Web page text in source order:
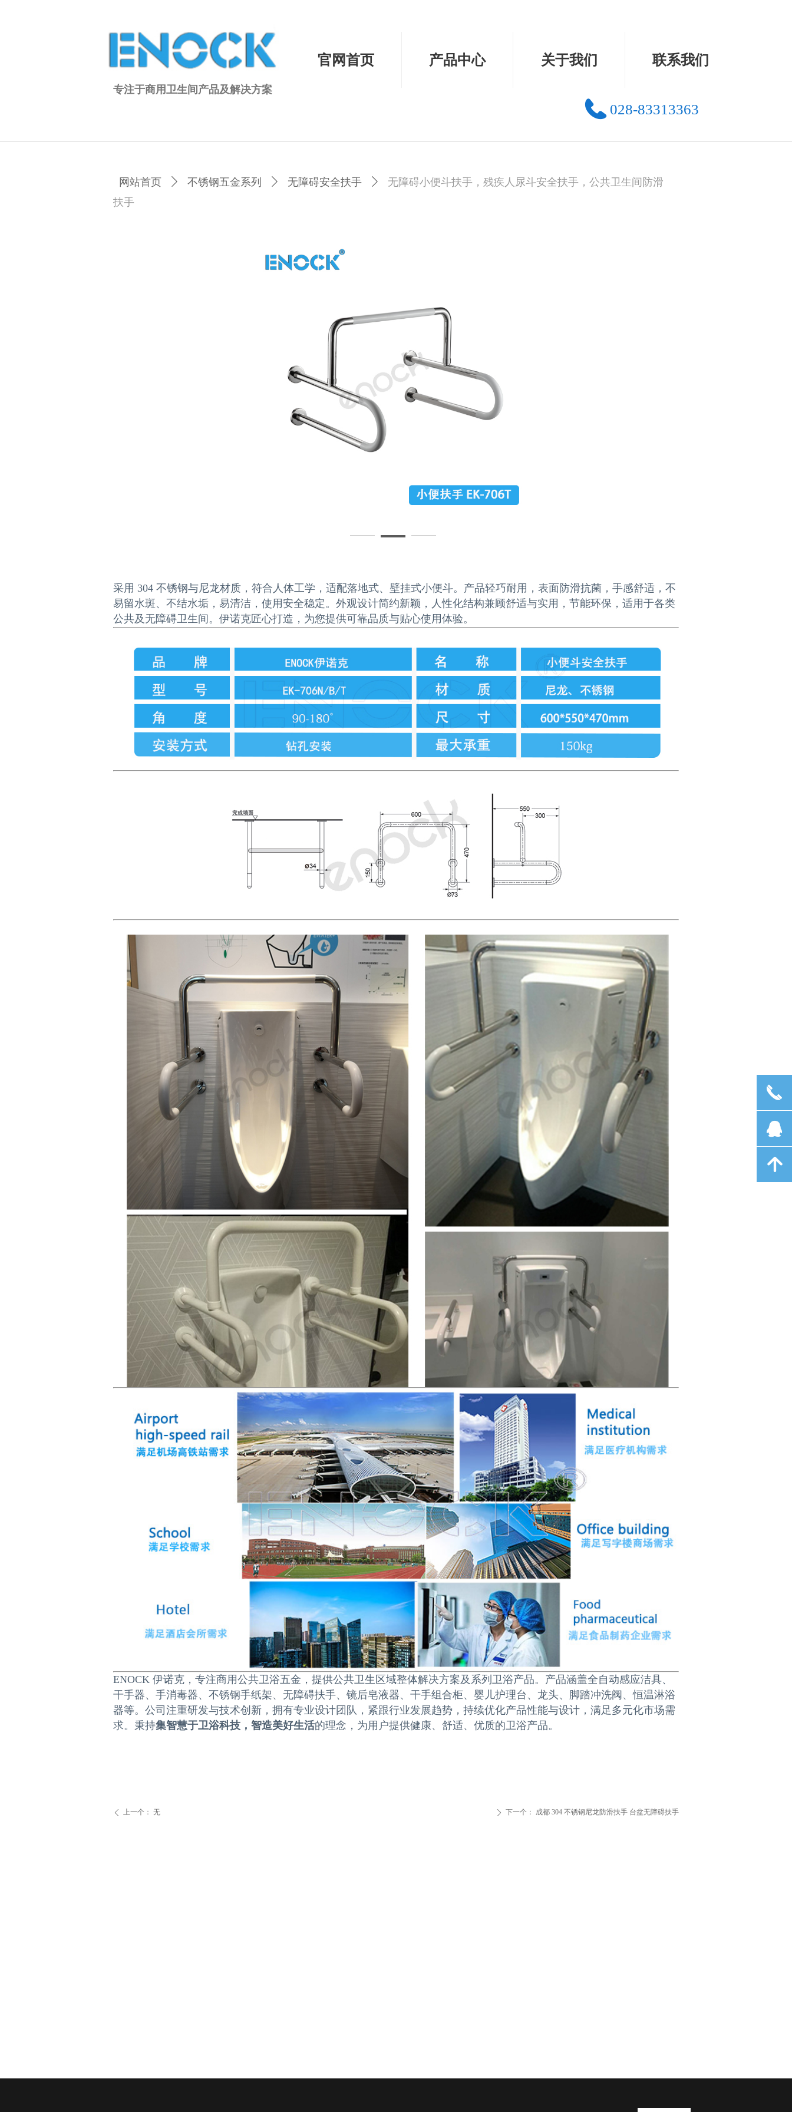
028-83313363
官网首页 产品中心 关于我们 联系我们
专注于商用卫生间产品及解决方案
网站首页 ꄲ 不锈钢五金系列 ꄲ 无障碍安全扶手 ꄲ
无障碍小便斗扶手，残疾人尿斗安全扶手，公共卫生间防滑
扶手
ꄴ 上一个： 无 ꄲ 下一个： 成都 304 不锈钢尼龙防滑扶手 台盆无障碍扶手
采用 304 不锈钢与尼龙材质，符合人体工学，适配落地式、壁挂式小便斗。产品轻巧耐用，表面防滑抗菌，手感舒适，不
易留水斑、不结水垢，易清洁，使用安全稳定。外观设计简约新颖，人性化结构兼顾舒适与实用，节能环保，适用于各类
公共及无障碍卫生间。伊诺克匠心打造，为您提供可靠品质与贴心使用体验。
ENOCK 伊诺克，专注商用公共卫浴五金，提供公共卫生区域整体解决方案及系列卫浴产品。产品涵盖全自动感应洁具、
干手器、手消毒器、不锈钢手纸架、无障碍扶手、镜后皂液器、干手组合柜、婴儿护理台、龙头、脚踏冲洗阀、恒温淋浴
器等。公司注重研发与技术创新，拥有专业设计团队，紧跟行业发展趋势，持续优化产品性能与设计，满足多元化市场需
求。秉持集智慧于卫浴科技，智造美好生活的理念，为用户提供健康、舒适、优质的卫浴产品。
끅
뀩
녕